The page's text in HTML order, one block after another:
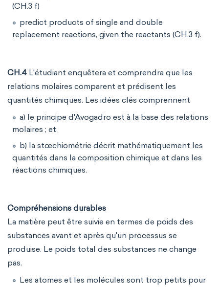
(CH.3 f)
predict products of single and double
replacement reactions, given the reactants (CH.3 f).
CH.4 L'étudiant enquêtera et comprendra que les
relations molaires comparent et prédisent les
quantités chimiques. Les idées clés comprennent
a) le principe d'Avogadro est à la base des relations
molaires ; et
b) la stœchiométrie décrit mathématiquement les
quantités dans la composition chimique et dans les
réactions chimiques.
Compréhensions durables
La matière peut être suivie en termes de poids des
substances avant et après qu'un processus se
produise. Le poids total des substances ne change
pas.
Les atomes et les molécules sont trop petits pour